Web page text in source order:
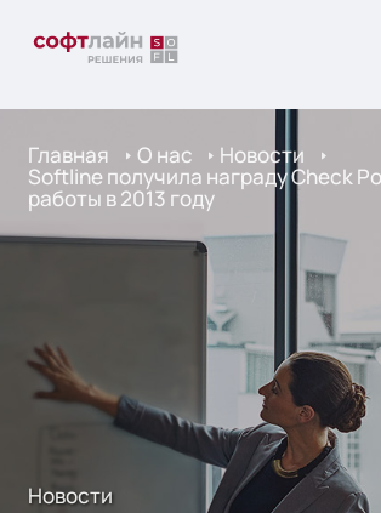
Главная О нас Новости
Softline получила награду Check
работы в 2013 году
Новости